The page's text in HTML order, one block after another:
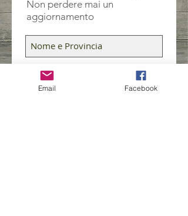
Non perdere mai un
aggiornamento
Email Facebook